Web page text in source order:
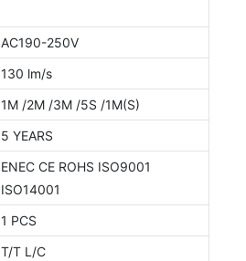
AC190-250V
130 lm/s
1M /2M /3M /5S /1M(S)
5 YEARS
ENEC CE ROHS ISO9001
ISO14001
1 PCS
T/T L/C